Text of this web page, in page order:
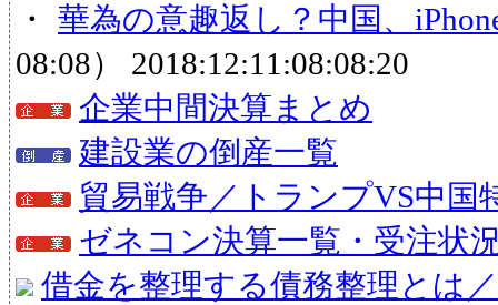
・ 華為の意趣返し？中国、
08:08） 2018:12:11:08:08:20
企業中間決算まとめ
建設業の倒産一覧
貿易戦争／トランプVS中国
ゼネコン決算一覧・受注状
借金を整理する債務整理とは